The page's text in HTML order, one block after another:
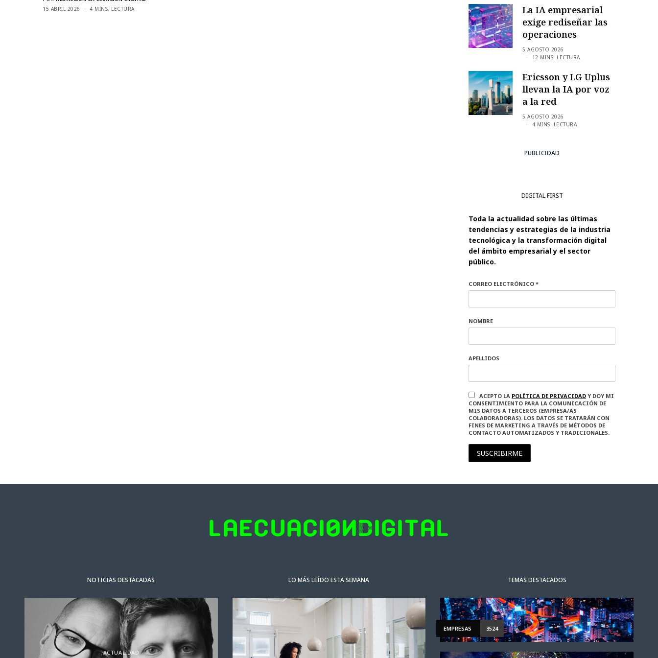
15 ABRIL 2026
4 MINS. LECTURA
La IA empresarial
exige rediseñar las
operaciones
5 AGOSTO 2026
12 MINS. LECTURA
Ericsson y LG Uplus
llevan la IA por voz
a la red
5 AGOSTO 2026
4 MINS. LECTURA
PUBLICIDAD
DIGITAL FIRST
Toda la actualidad sobre las últimas
tendencias y estrategias de la industria
tecnológica y la transformación digital
del ámbito empresarial y el sector
público.
CORREO ELECTRÓNICO *
NOMBRE
APELLIDOS
ACEPTO LA POLÍTICA DE PRIVACIDAD Y DOY MI
CONSENTIMIENTO PARA LA COMUNICACIÓN DE
MIS DATOS A TERCEROS (EMPRESA/AS
COLABORADORAS). LOS DATOS SE TRATARÁN CON
FINES DE MARKETING A TRAVÉS DE MÉTODOS DE
CONTACTO AUTOMATIZADOS Y TRADICIONALES.
SUSCRIBIRME
NOTICIAS DESTACADAS
ACTUALIDAD NOTICIAS DESTACADAS ACTUALIDAD
LO MÁS LEÍDO ESTA SEMANA TEMAS DESTACADOS
EMPRESAS 3524